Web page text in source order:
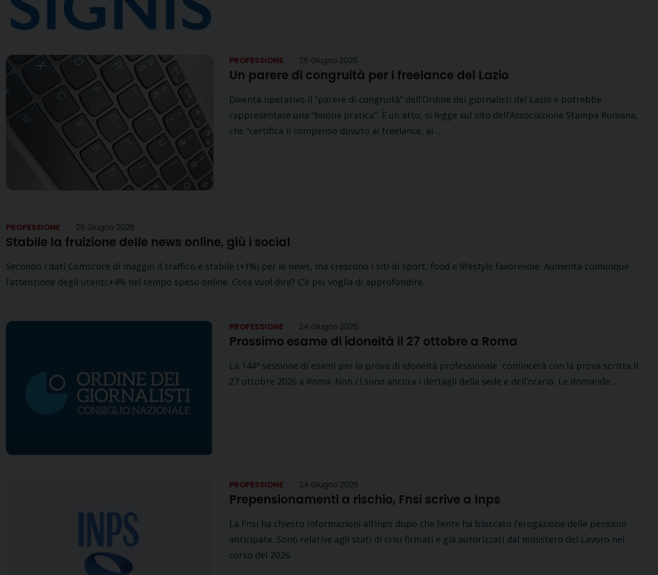
PROFESSIONE 25 Giugno 2026
Un parere di congruità per i freelance del Lazio
Diventa operativo il “parere di congruità” dell’Ordine dei giornalisti del Lazio e potrebbe
rappresentare una “buona pratica”. È un atto, si legge sul sito dell’Associazione Stampa Romana,
che “certifica il compenso dovuto ai freelance, ai…
PROFESSIONE 25 Giugno 2026
Stabile la fruizione delle news online, giù i social
Secondo i dati Comscore di maggio il traffico è stabile (+1%) per le news, ma crescono i siti di sport, food e lifestyle favorevole. Aumenta comunque
l’attenzione degli utenti:+4% nel tempo speso online. Cosa vuol dire? C’è più voglia di approfondire.
PROFESSIONE 24 Giugno 2026
Prossimo esame di idoneità il 27 ottobre a Roma
La 144ª sessione di esami per la prova di idoneità professionale comincerà con la prova scritta il
27 ottobre 2026 a Roma. Non ci sono ancora i dettagli della sede e dell’orario. Le domande…
PROFESSIONE 24 Giugno 2026
Prepensionamenti a rischio, Fnsi scrive a Inps
La Fnsi ha chiesto informazioni all’Inps dopo che l’ente ha bloccato l’erogazione delle pensioni
anticipate. Sono relative agli stati di crisi firmati e già autorizzati dal ministero del Lavoro nel
corso del 2026.